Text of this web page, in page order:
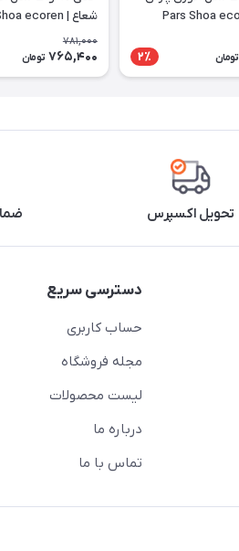
تومان 2٪
شعاع | Pars Shoa ecoren
781,000
765,400 تومان
تحویل اکسپرس
دسترسی سریع
حساب کاربری
مجله فروشگاه
لیست محصولات
درباره ما
تماس با ما